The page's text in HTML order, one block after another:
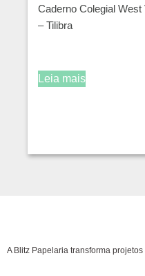
Caderno Colegial
– Tilibra
Leia mais
A Blitz Papelaria transforma